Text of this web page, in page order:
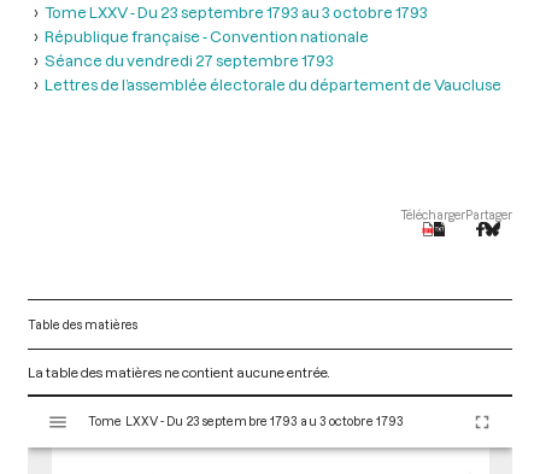
Tome LXXV - Du 23 septembre 1793 au 3 octobre 1793
République française - Convention nationale
Séance du vendredi 27 septembre 1793
Lettres de l’assemblée électorale du département de Vaucluse
TéléchargerPartager
Table des matières
La table des matières ne contient aucune entrée.
s
Tome LXXV - Du 23 septembre 1793 au 3 octobre 1793